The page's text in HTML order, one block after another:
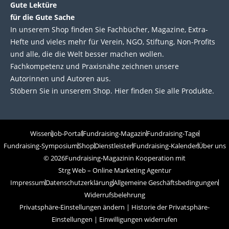
Gute Lektüre
für die Gute Sache
In unserem Shop finden Sie Fachbücher, Magazine, Extra-
Hefte und vieles mehr für Verein, NGO, Stiftung, Non-Profits
und alle, die die Welt besser machen wollen.
Fachkompetenz und Praxisnähe zeichnen unsere
Autorinnen und Autoren aus.
Stöbern Sie in unserem Shop. Hier finden Sie alle Produkte.
WissenJob-PortalFundraising-MagazinFundraising-Tage
Fundraising-SymposiumShopDienstleisterFundraising-KalenderÜber uns
© 2026Fundraising-Magazinin Kooperation mit
Strg Web – Online Marketing Agentur
ImpressumDatenschutzerklärungAllgemeine Geschäftsbedingungen
Widerrufsbelehrung
Privatsphäre-Einstellungen ändern | Historie der Privatsphäre-
Einstellungen | Einwilligungen widerrufen